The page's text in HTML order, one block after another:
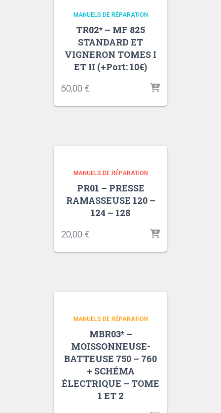
MANUELS DE RÉPARATION
TR02* – MF 825
STANDARD ET
VIGNERON TOMES I
ET II (+Port: 10€)
60,00 €
MANUELS DE RÉPARATION
PR01 – PRESSE
RAMASSEUSE 120 –
124 – 128
20,00 €
MANUELS DE RÉPARATION
MBR03* –
MOISSONNEUSE-
BATTEUSE 750 – 760
+ SCHÉMA
ÉLECTRIQUE – TOME
1 ET 2